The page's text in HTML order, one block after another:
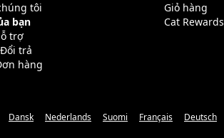
tôi
bạn
trợ
trả
hàng
Giỏ hàng
Cat Rewards
Dansk Nederlands Suomi Français Deutsch